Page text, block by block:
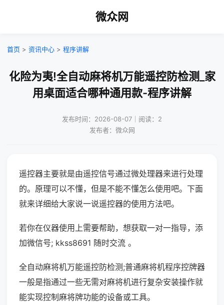
微众网
首页 > 资讯中心 > 程序讲解
化险为夷!全自动麻将机万能遥控防检测_家
用桌面适合哪种通用款-程序讲解
发布时间：2026-08-07｜阅读：2
发布者：微众网
遥控器主要就是由遥控信号通过微处理器来进行处理
的。原理可以不懂，但是不能不懂怎么使用吧。下面
就来详细给大家说一说遥控器的使用方法吧。
若你在仪器使用上需要帮助，想获取一对一指导，添
加微信号; kkss8691 随时交流 。
全自动麻将机万能遥控防检测;普通麻将机程序控牌器
一般是指通过一些无需对麻将机进行复杂安装操作就
能实现控制麻将牌功能的设备或工具。